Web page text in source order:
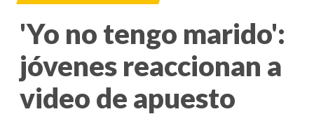
'Yo no tengo marido':
jóvenes reaccionan a
video de apuesto